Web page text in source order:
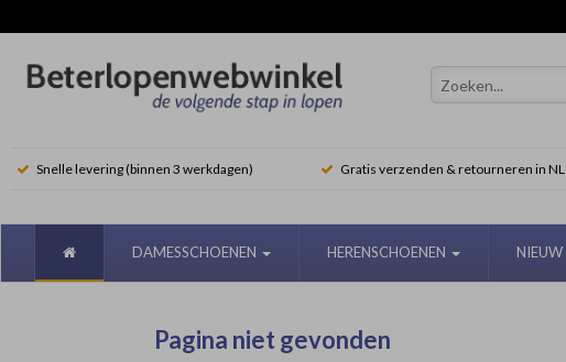
Snelle levering (binnen 3 werkdagen) Gratis verzenden & retourneren in NL
DAMESSCHOENEN HERENSCHOENEN NIEUW
Pagina niet gevonden